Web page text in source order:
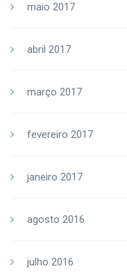
maio 2017
abril 2017
março 2017
fevereiro 2017
janeiro 2017
agosto 2016
julho 2016